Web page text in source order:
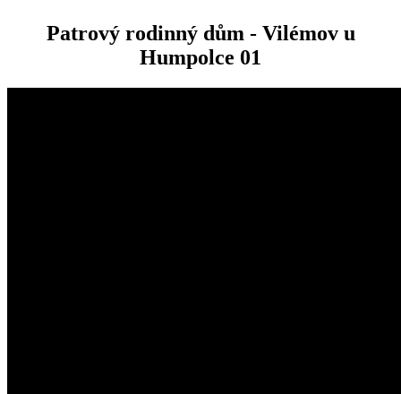
Patrový rodinný dům - Vilémov u
Humpolce 01